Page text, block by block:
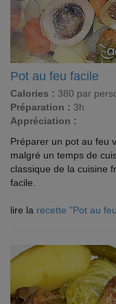
Pot au feu facile
Calories : 380 par
Préparation : 3h
Appréciation :
Préparer un pot au feu
malgré un temps de
classique de la cuisine
facile.
lire la recette "Pot au